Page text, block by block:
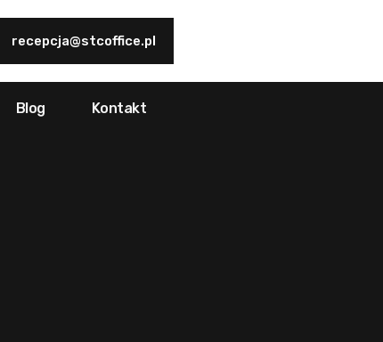
recepcja@stcoffice.pl
Blog Kontakt